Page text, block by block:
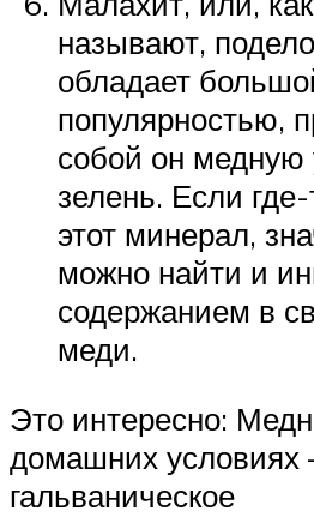
называют,
обладает
популярностью,
собой он медную
зелень. Если
этот минерал,
можно найти и
содержанием в
меди.
Это интересно:
домашних условиях
гальваническое